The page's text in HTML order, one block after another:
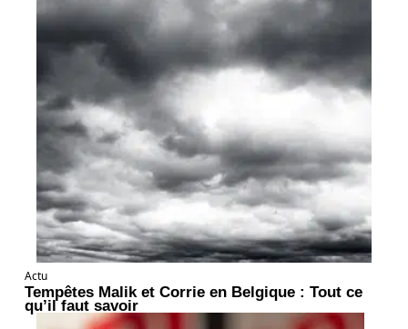
Actu
Tempêtes Malik et Corrie en Belgique : Tout ce
qu’il faut savoir